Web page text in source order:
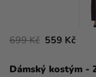
Dámský kostým -
699 Kč 559 Kč